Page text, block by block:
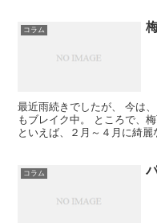
コラム
最近雨続きでしたが、 今は
もブレイク中。 ところで、
といえば、２月～４月に綺麗
コラム